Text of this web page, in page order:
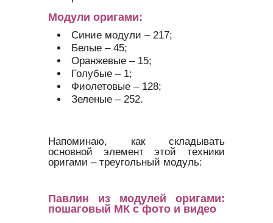
Модули оригами:
Синие модули – 217;
Белые – 45;
Оранжевые – 15;
Голубые – 1;
Фиолетовые – 128;
Зеленые – 252.
Напоминаю, как складывать
основной элемент этой техники
оригами – треугольный модуль:
Павлин из модулей оригами:
пошаговый МК с фото и видео